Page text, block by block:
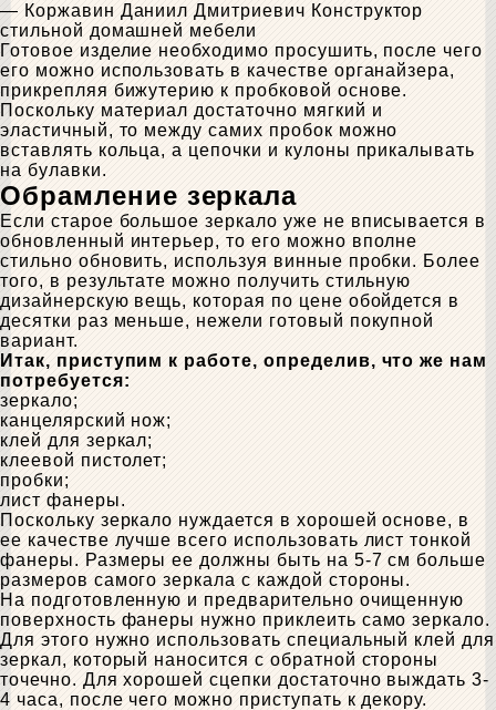
— Коржавин Даниил Дмитриевич Конструктор
стильной домашней мебели
Готовое изделие необходимо просушить, после чего
его можно использовать в качестве органайзера,
прикрепляя бижутерию к пробковой основе.
Поскольку материал достаточно мягкий и
эластичный, то между самих пробок можно
вставлять кольца, а цепочки и кулоны прикалывать
на булавки.
Обрамление зеркала
Если старое большое зеркало уже не вписывается в
обновленный интерьер, то его можно вполне
стильно обновить, используя винные пробки. Более
того, в результате можно получить стильную
дизайнерскую вещь, которая по цене обойдется в
десятки раз меньше, нежели готовый покупной
вариант.
Итак, приступим к работе, определив, что же нам
потребуется:
зеркало;
канцелярский нож;
клей для зеркал;
клеевой пистолет;
пробки;
лист фанеры.
Поскольку зеркало нуждается в хорошей основе, в
ее качестве лучше всего использовать лист тонкой
фанеры. Размеры ее должны быть на 5-7 см больше
размеров самого зеркала с каждой стороны.
На подготовленную и предварительно очищенную
поверхность фанеры нужно приклеить само зеркало.
Для этого нужно использовать специальный клей для
зеркал, который наносится с обратной стороны
точечно. Для хорошей сцепки достаточно выждать 3-
4 часа, после чего можно приступать к декору.